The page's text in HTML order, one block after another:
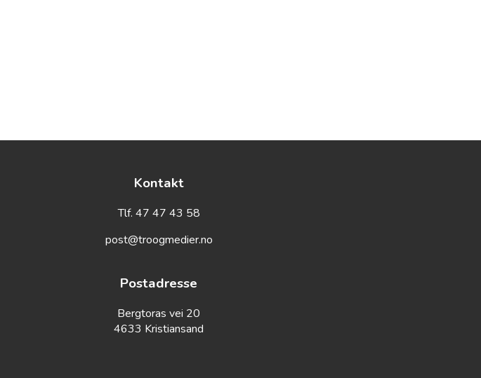
Kontakt
Tlf. 47 47 43 58
post@troogmedier.no
Postadresse
Bergtoras vei 20
4633 Kristiansand